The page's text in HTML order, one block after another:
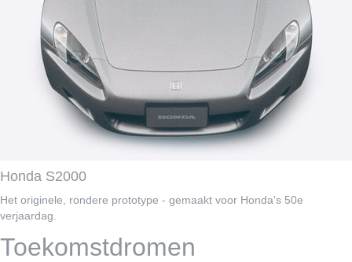
Honda S2000
Het originele, rondere prototype - gemaakt voor Honda's 50e
verjaardag.
Toekomstdromen